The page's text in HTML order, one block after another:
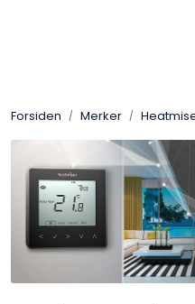
Forsiden Merker
SONOS
Smarthus
KNX